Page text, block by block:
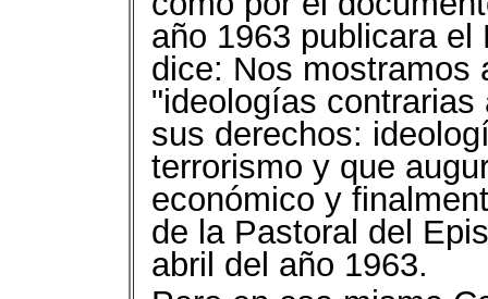
año 1963 publicara
dice: Nos mostramos
"ideologías
sus derechos:
terrorismo y que
económico y
de la Pastoral del
abril del año 1963.